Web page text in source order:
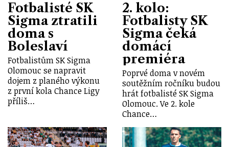
Fotbalisté SK
Sigma ztratili
doma s
Boleslaví
Fotbalistům SK Sigma
Olomouc se napravit
dojem z planého výkonu
z první kola Chance Ligy
příliš…
2. kolo:
Fotbalisty SK
Sigma čeká
domácí
premiéra
Poprvé doma v novém
soutěžním ročníku budou
hrát fotbalisté SK Sigma
Olomouc. Ve 2. kole
Chance…